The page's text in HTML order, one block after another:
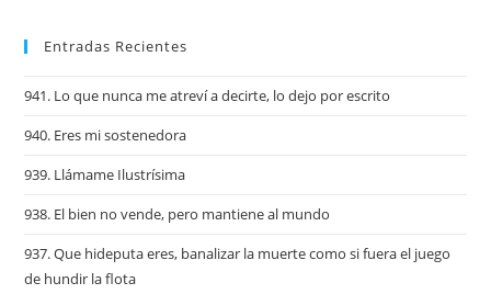
Entradas Recientes
941. Lo que nunca me atreví a decirte, lo dejo por escrito
940. Eres mi sostenedora
939. Llámame Ilustrísima
938. El bien no vende, pero mantiene al mundo
937. Que hideputa eres, banalizar la muerte como si fuera el juego
de hundir la flota